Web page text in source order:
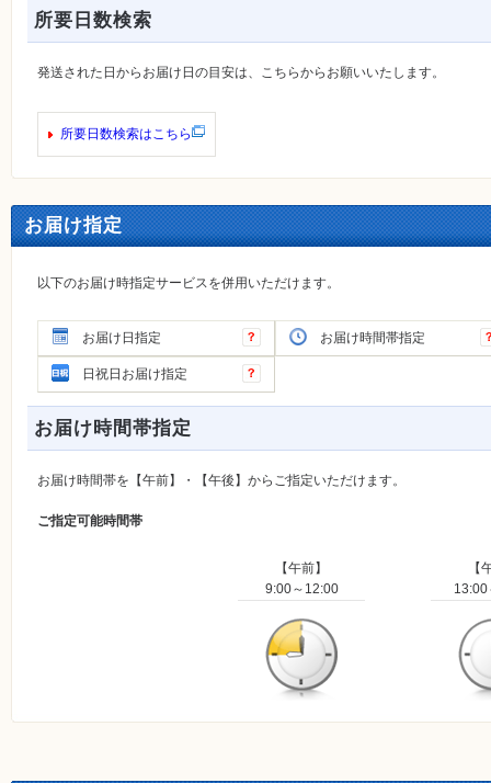
所要日数検索
発送された日からお届け日の目安は、こちらからお願いいたします。
所要日数検索はこちら
お届け指定
以下のお届け時指定サービスを併用いただけます。
お届け日指定 お届け時間帯指定
日祝日お届け指定
お届け時間帯指定
お届け時間帯を【午前】・【午後】からご指定いただけます。
ご指定可能時間帯
【午前】
9:00～12:00
【
13:00